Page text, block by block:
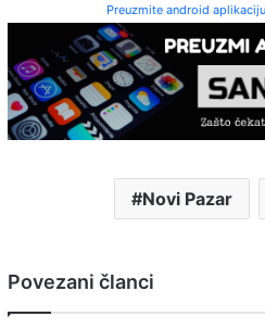
Preuzmite android
Novi Pazar
Povezani članci